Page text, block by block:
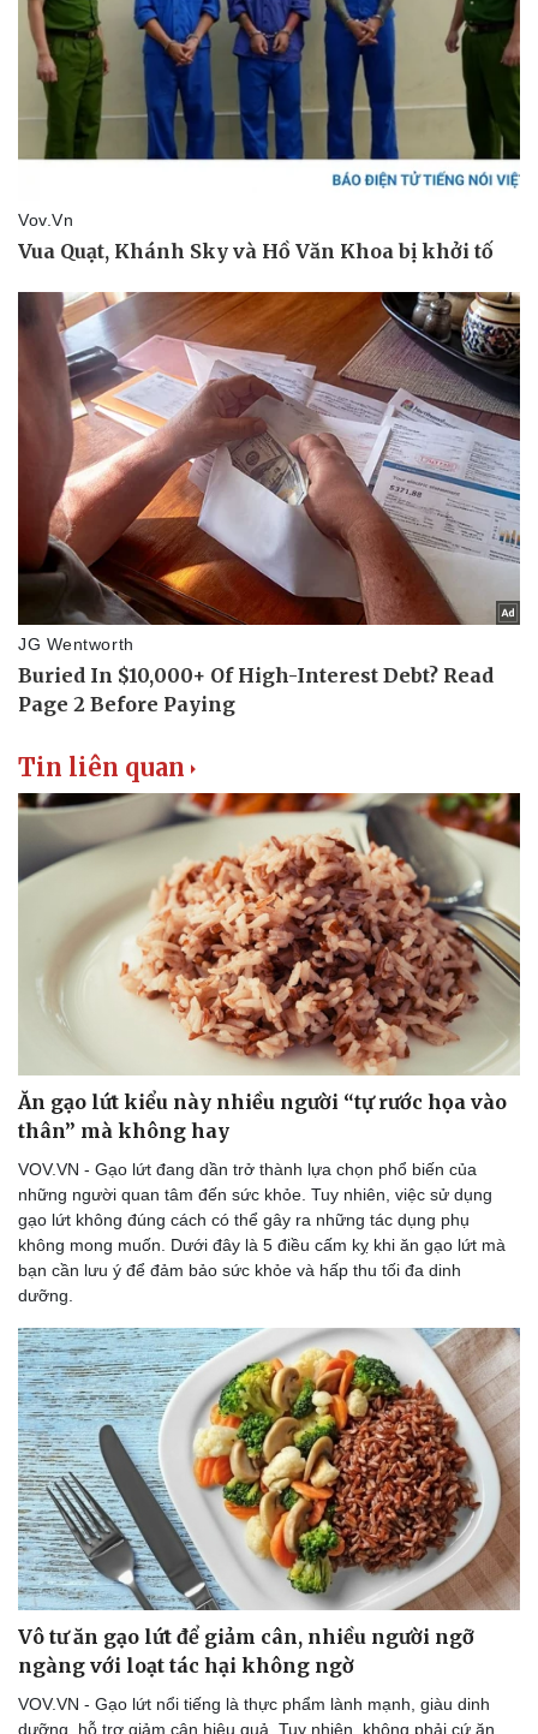
Thể thao
Thế giới thể thao
eSports
Ô tô - Xe máy
Tin liên quan
Ăn gạo lứt kiểu này nhiều người “tự rước họa vào
thân” mà không hay
VOV.VN - Gạo lứt đang dần trở thành lựa chọn phổ biến của
những người quan tâm đến sức khỏe. Tuy nhiên, việc sử dụng
gạo lứt không đúng cách có thể gây ra những tác dụng phụ
không mong muốn. Dưới đây là 5 điều cấm kỵ khi ăn gạo lứt mà
bạn cần lưu ý để đảm bảo sức khỏe và hấp thu tối đa dinh
dưỡng.
Vô tư ăn gạo lứt để giảm cân, nhiều người ngỡ
ngàng với loạt tác hại không ngờ
VOV.VN - Gạo lứt nổi tiếng là thực phẩm lành mạnh, giàu dinh
dưỡng, hỗ trợ giảm cân hiệu quả. Tuy nhiên, không phải cứ ăn